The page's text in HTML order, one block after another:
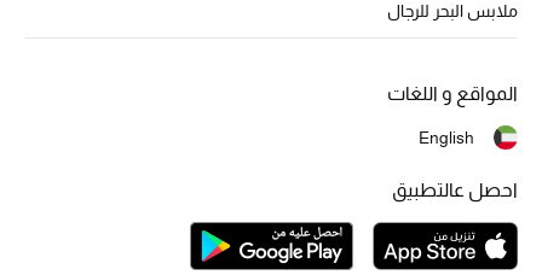
أحذية للأطفال
أحذية مختارة
ملابس البحر للرجال
المواقع و اللغات
English
احصل عالتطبيق